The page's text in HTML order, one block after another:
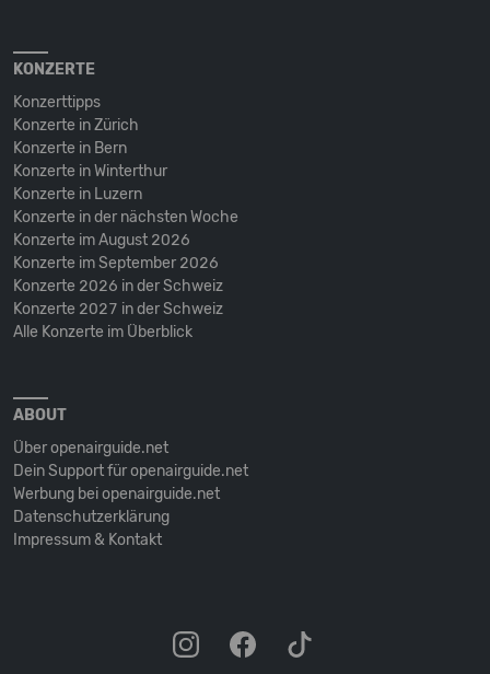
KONZERTE
Konzerttipps
Konzerte in Zürich
Konzerte in Bern
Konzerte in Winterthur
Konzerte in Luzern
Konzerte in der nächsten Woche
Konzerte im August 2026
Konzerte im September 2026
Konzerte 2026 in der Schweiz
Konzerte 2027 in der Schweiz
Alle Konzerte im Überblick
ABOUT
Über openairguide.net
Dein Support für openairguide.net
Werbung bei openairguide.net
Datenschutz­erklärung
Impressum & Kontakt